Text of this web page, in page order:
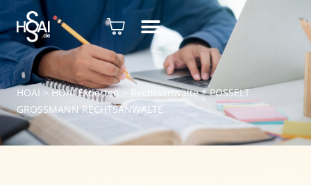
HOAI > HOAI Experten> Rechtsanwälte>POSSELT
GROSSMANN RECHTSANWÄLTE